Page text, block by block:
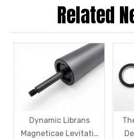
Related
Dynamic Librans
Magneticae Levitatis